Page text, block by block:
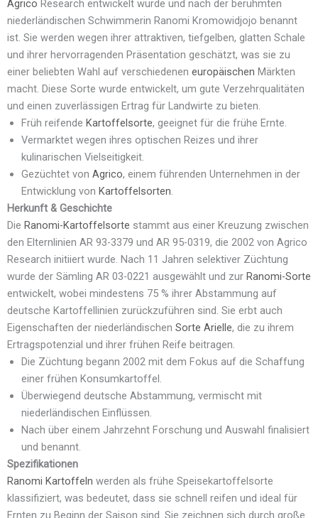
Agrico Research entwickelt wurde und nach der berühmten
niederländischen Schwimmerin Ranomi Kromowidjojo benannt
ist. Sie werden wegen ihrer attraktiven, tiefgelben, glatten Schale
und ihrer hervorragenden Präsentation geschätzt, was sie zu
einer beliebten Wahl auf verschiedenen europäischen Märkten
macht. Diese Sorte wurde entwickelt, um gute Verzehrqualitäten
und einen zuverlässigen Ertrag für Landwirte zu bieten.
Früh reifende Kartoffelsorte, geeignet für die frühe Ernte.
Vermarktet wegen ihres optischen Reizes und ihrer
kulinarischen Vielseitigkeit.
Gezüchtet von Agrico, einem führenden Unternehmen in der
Entwicklung von Kartoffelsorten.
Herkunft & Geschichte
Die Ranomi-Kartoffelsorte stammt aus einer Kreuzung zwischen
den Elternlinien AR 93-3379 und AR 95-0319, die 2002 von Agrico
Research initiiert wurde. Nach 11 Jahren selektiver Züchtung
wurde der Sämling AR 03-0221 ausgewählt und zur Ranomi-Sorte
entwickelt, wobei mindestens 75 % ihrer Abstammung auf
deutsche Kartoffellinien zurückzuführen sind. Sie erbt auch
Eigenschaften der niederländischen Sorte Arielle, die zu ihrem
Ertragspotenzial und ihrer frühen Reife beitragen.
Die Züchtung begann 2002 mit dem Fokus auf die Schaffung
einer frühen Konsumkartoffel.
Überwiegend deutsche Abstammung, vermischt mit
niederländischen Einflüssen.
Nach über einem Jahrzehnt Forschung und Auswahl finalisiert
und benannt.
Spezifikationen
Ranomi Kartoffeln werden als frühe Speisekartoffelsorte
klassifiziert, was bedeutet, dass sie schnell reifen und ideal für
Ernten zu Beginn der Saison sind. Sie zeichnen sich durch große